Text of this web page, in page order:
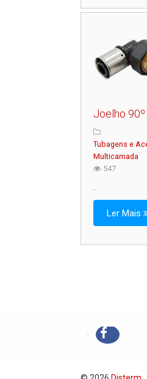
Joelho
Tubagens e
Multicamada
547
.
Ler Mais